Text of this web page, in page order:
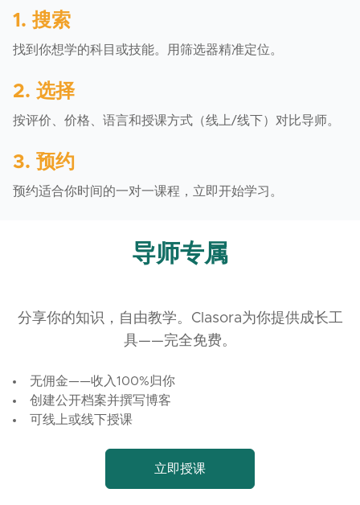
1. 搜索
找到你想学的科目或技能。用筛选器精准定位。
2. 选择
按评价、价格、语言和授课方式（线上/线下）对比导师。
3. 预约
预约适合你时间的一对一课程，立即开始学习。
导师专属
分享你的知识，自由教学。Clasora为你提供成长工
具——完全免费。
无佣金——收入100%归你
创建公开档案并撰写博客
可线上或线下授课
立即授课